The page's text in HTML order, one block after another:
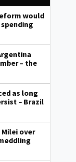
would
– the
as long
– Brazil
over